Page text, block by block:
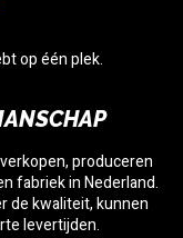
op één plek.
produceren
fabriek in Nederland.
de kwaliteit, kunnen
levertijden.